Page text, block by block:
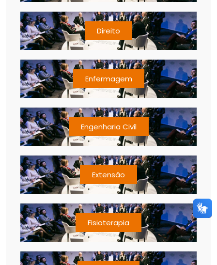
Direito
Enfermagem
Engenharia Civil
Extensão
Fisioterapia